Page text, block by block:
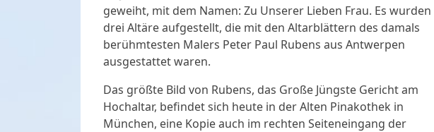
geweiht, mit dem Namen: Zu Unserer Lieben Frau. Es wurden
drei Altäre aufgestellt, die mit den Altarblättern des damals
berühmtesten Malers Peter Paul Rubens aus Antwerpen
ausgestattet waren.
Das größte Bild von Rubens, das Große Jüngste Gericht am
Hochaltar, befindet sich heute in der Alten Pinakothek in
München, eine Kopie auch im rechten Seiteneingang der